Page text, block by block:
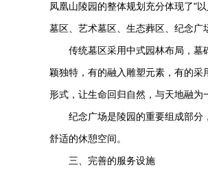
凤凰山陵园的整体规划充分体现了"
墓区、艺术墓区、生态葬区、纪念广
传统墓区采用中式园林布局，
颖独特，有的融入雕塑元素，有的
形式，让生命回归自然，与天地融为
纪念广场是陵园的重要组成部分
舒适的休憩空间。
三、完善的服务设施